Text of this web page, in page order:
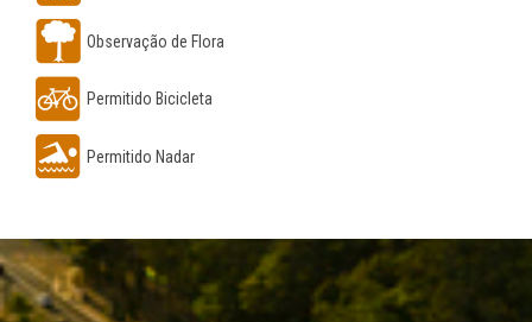
Observação de Flora
Permitido Bicicleta
Permitido Nadar